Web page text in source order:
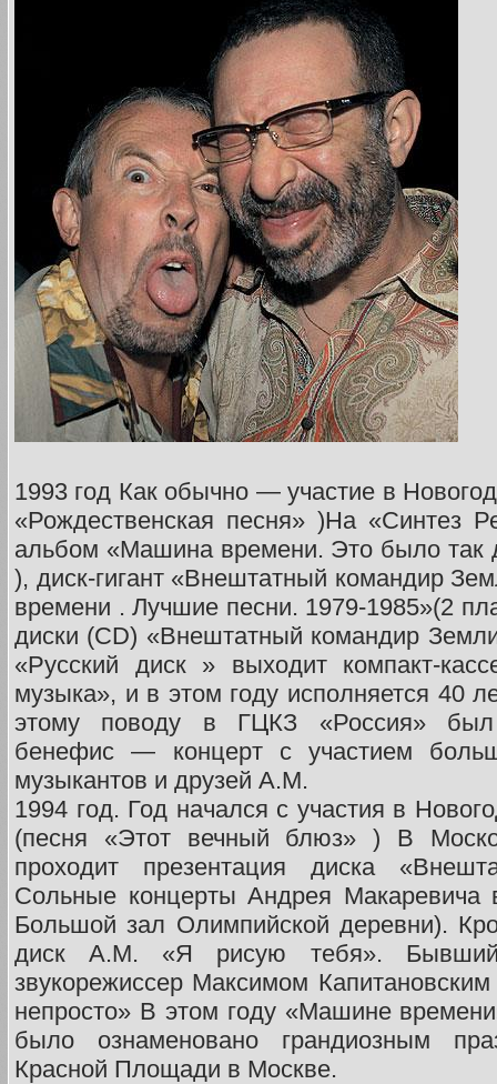
1993 год Как обычно — участие в
«Рождественская песня» )На «Синтез
альбом «Машина времени. Это было так
), диск-гигант «Внештатный командир
времени . Лучшие песни. 1979-1985»(2
диски (CD) «Внештатный командир
«Русский диск » выходит компакт-
музыка», и в этом году исполняется 40
этому поводу в ГЦКЗ «Россия» был
бенефис — концерт с участием
музыкантов и друзей А.М.
1994 год. Год начался с участия в
(песня «Этот вечный блюз» ) В
проходит презентация диска
Сольные концерты Андрея Макаревича
Большой зал Олимпийской деревни).
диск А.М. «Я рисую тебя».
звукорежиссер Максимом
непросто» В этом году «Машине
было ознаменовано грандиозным
Красной Площади в Москве.